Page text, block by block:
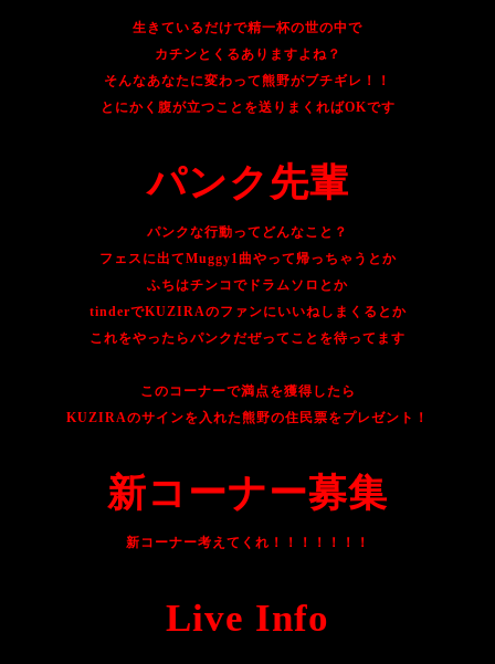
生きているだけで精一杯の世の中で
カチンとくるありますよね？
そんなあなたに変わって熊野がブチギレ！！
とにかく腹が立つことを送りまくればOKです
パンク先輩
パンクな行動ってどんなこと？
フェスに出てMuggy1曲やって帰っちゃうとか
ふちはチンコでドラムソロとか
tinderでKUZIRAのファンにいいねしまくるとか
これをやったらパンクだぜってことを待ってます
このコーナーで満点を獲得したら
KUZIRAのサインを入れた熊野の住民票をプレゼント！
新コーナー募集
新コーナー考えてくれ！！！！！！！
Live Info